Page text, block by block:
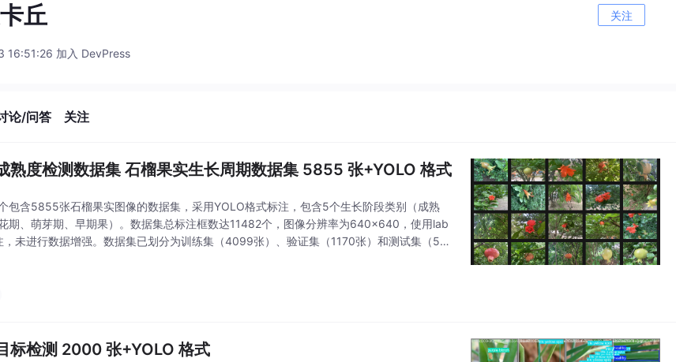
丘 关注
16:51:26 加入 DevPress
论/问答 关注
熟度检测数据集 石榴果实生长周期数据集 5855 张+YOLO 格式
包含5855张石榴果实图像的数据集，采用YOLO格式标注，包含5个生长阶段类别（成熟
期、萌芽期、早期果）。数据集总标注框数达11482个，图像分辨率为640x640，使用lab
未进行数据增强。数据集已划分为训练集（4099张）、验证集（1170张）和测试集（586
标检测 2000 张+YOLO 格式